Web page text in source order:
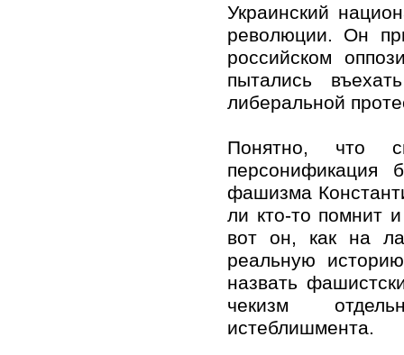
Украинский
революции. Он
российском
пытались
либеральной
Понятно, что
персонификация
фашизма
ли кто-то помнит
вот он, как на
реальную
назвать
чекизм
истеблишмента.